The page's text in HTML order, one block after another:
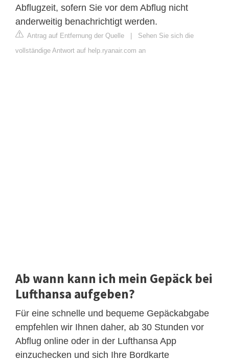
Abflugzeit, sofern Sie vor dem Abflug nicht
anderweitig benachrichtigt werden.
Antrag auf Entfernung der Quelle
Sehen Sie sich die
vollständige Antwort auf help.ryanair.com an
Ab wann kann ich mein Gepäck bei
Lufthansa aufgeben?
Für eine schnelle und bequeme Gepäckabgabe
empfehlen wir Ihnen daher, ab 30 Stunden vor
Abflug online oder in der Lufthansa App
einzuchecken und sich Ihre Bordkarte